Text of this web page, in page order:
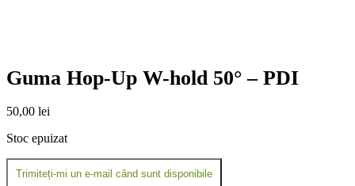
Guma Hop-Up W-hold 50° – PDI
50,00 lei
Stoc epuizat
Trimiteți-mi un e-mail când sunt disponibile